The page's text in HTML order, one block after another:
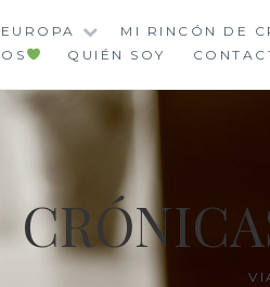
EUROPA MI RINCÓN DE
QUIÉN SOY